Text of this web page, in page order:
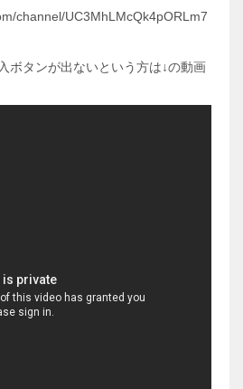
channel/UC3MhLMcQk4pORLm7
ボタンが出ないという方は↓の動画